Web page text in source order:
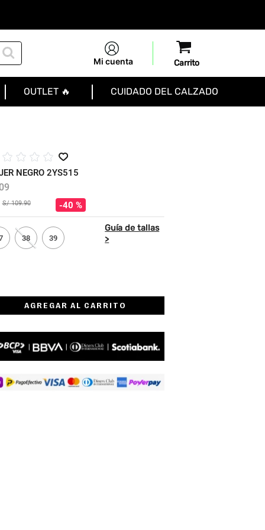
Mi cuenta
OUTLET 🔥 CUIDADO DEL CALZADO
☆ ☆ ☆ ☆
NEGRO 2YS515
S/ 109.90 40 %
38 39
AGREGAR AL CARRITO